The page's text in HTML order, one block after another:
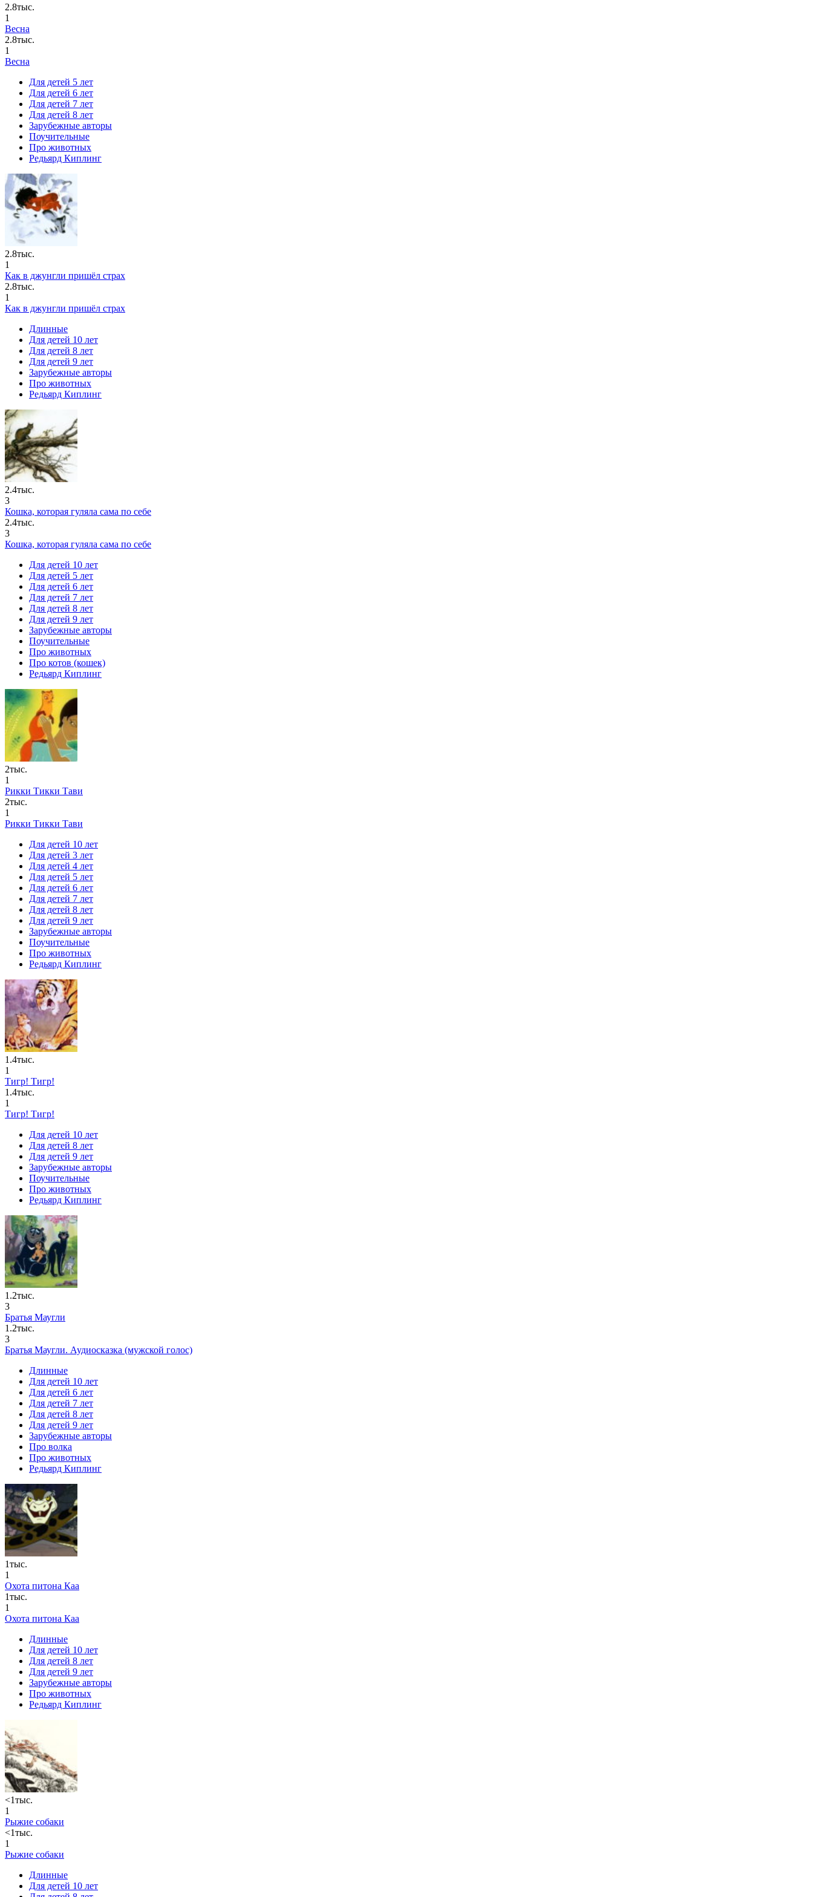
2.8тыс.
1
Весна
2.8тыс.
1
Весна
Для детей 5 лет
Для детей 6 лет
Для детей 7 лет
Для детей 8 лет
Зарубежные авторы
Поучительные
Про животных
Редьярд Киплинг
2.8тыс.
1
Как в джунгли пришёл страх
2.8тыс.
1
Как в джунгли пришёл страх
Длинные
Для детей 10 лет
Для детей 8 лет
Для детей 9 лет
Зарубежные авторы
Про животных
Редьярд Киплинг
2.4тыс.
3
Кошка, которая гуляла сама по себе
2.4тыс.
3
Кошка, которая гуляла сама по себе
Для детей 10 лет
Для детей 5 лет
Для детей 6 лет
Для детей 7 лет
Для детей 8 лет
Для детей 9 лет
Зарубежные авторы
Поучительные
Про животных
Про котов (кошек)
Редьярд Киплинг
2тыс.
1
Рикки Тикки Тави
2тыс.
1
Рикки Тикки Тави
Для детей 10 лет
Для детей 3 лет
Для детей 4 лет
Для детей 5 лет
Для детей 6 лет
Для детей 7 лет
Для детей 8 лет
Для детей 9 лет
Зарубежные авторы
Поучительные
Про животных
Редьярд Киплинг
1.4тыс.
1
Тигр! Тигр!
1.4тыс.
1
Тигр! Тигр!
Для детей 10 лет
Для детей 8 лет
Для детей 9 лет
Зарубежные авторы
Поучительные
Про животных
Редьярд Киплинг
1.2тыс.
3
Братья Маугли
1.2тыс.
3
Братья Маугли. Аудиосказка (мужской голос)
Длинные
Для детей 10 лет
Для детей 6 лет
Для детей 7 лет
Для детей 8 лет
Для детей 9 лет
Зарубежные авторы
Про волка
Про животных
Редьярд Киплинг
1тыс.
1
Охота питона Каа
1тыс.
1
Охота питона Каа
Длинные
Для детей 10 лет
Для детей 8 лет
Для детей 9 лет
Зарубежные авторы
Про животных
Редьярд Киплинг
<1тыс.
1
Рыжие собаки
<1тыс.
1
Рыжие собаки
Длинные
Для детей 10 лет